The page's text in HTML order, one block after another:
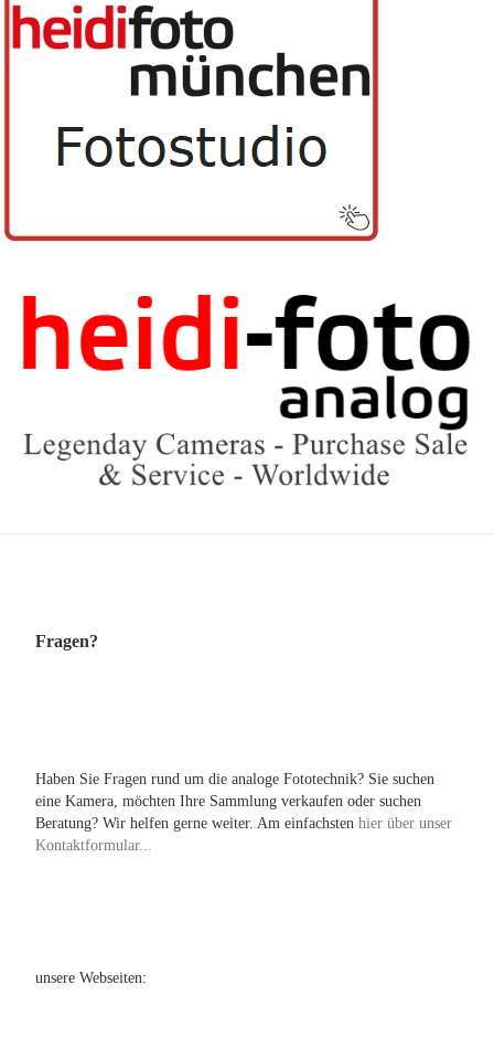
Fragen?
Haben Sie Fragen rund um die analoge Fototechnik? Sie suchen
eine Kamera, möchten Ihre Sammlung verkaufen oder suchen
Beratung? Wir helfen gerne weiter. Am einfachsten hier über unser
Kontaktformular...
unsere Webseiten: